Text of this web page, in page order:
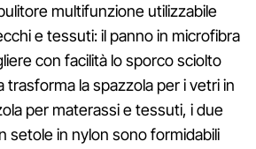
multifunzione utilizzabile
e tessuti: il panno in microfibra
con facilità lo sporco sciolto
trasforma la spazzola per i vetri in
per materassi e tessuti, i due
setole in nylon sono formidabili